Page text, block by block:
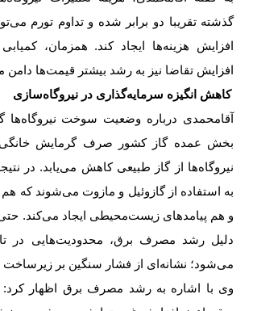
گذشته تقریبا دو برابر شده و تداوم تورم
افزایش هزینه‌ها ایجاد کند. همزمان،
افزایش تقاضا نیز به رشد بیشتر قیمت‌ها دامن
کاهش انگیزه سرمایه‌گذاری در نیروگاه‌سازی
آقامحمدی درباره وضعیت سوخت نیروگاه‌ها
بخش عمده گاز کشور صرف گرمایش
نیروگاه‌ها از گاز طبیعی کاهش می‌یابد. در
به استفاده از گازوئیل و مازوت می‌شوند که هم
و هم پیامدهای زیست‌محیطی ایجاد می‌کند. حتی
دلیل رشد مصرف برق، محدودیت‌هایی در
می‌شود؛ نشانه‌ای از فشار سنگین بر زیرساخت
وی با اشاره به رشد مصرف برق اظهار کرد: